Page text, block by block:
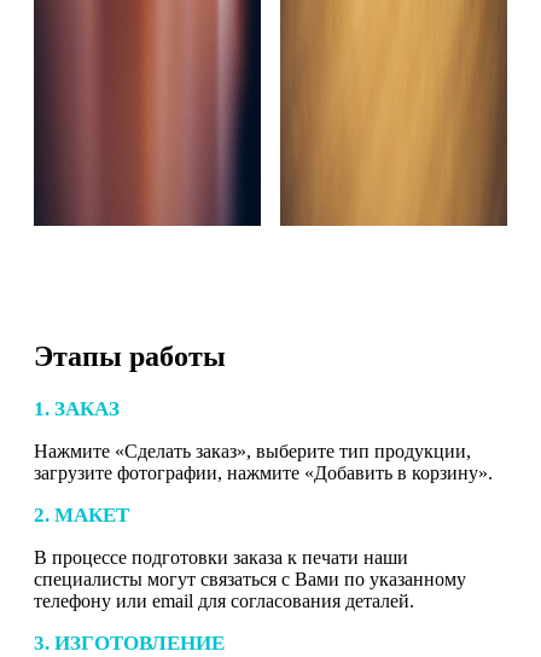
Этапы работы
1. ЗАКАЗ
Нажмите «Сделать заказ», выберите тип продукции,
загрузите фотографии, нажмите «Добавить в корзину».
2. МАКЕТ
В процессе подготовки заказа к печати наши
специалисты могут связаться с Вами по указанному
телефону или email для согласования деталей.
3. ИЗГОТОВЛЕНИЕ